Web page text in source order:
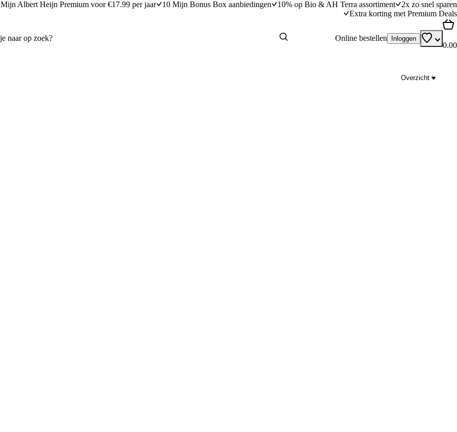
Mijn Albert Heijn Premium voor €17.99 per jaar 10 Mijn Bonus Box aanbiedingen 10% op Bio & AH Terra assortiment
2x zo snel sparen
Extra korting met Premium Deals
Online bestellen Inloggen
0.00
Overzicht